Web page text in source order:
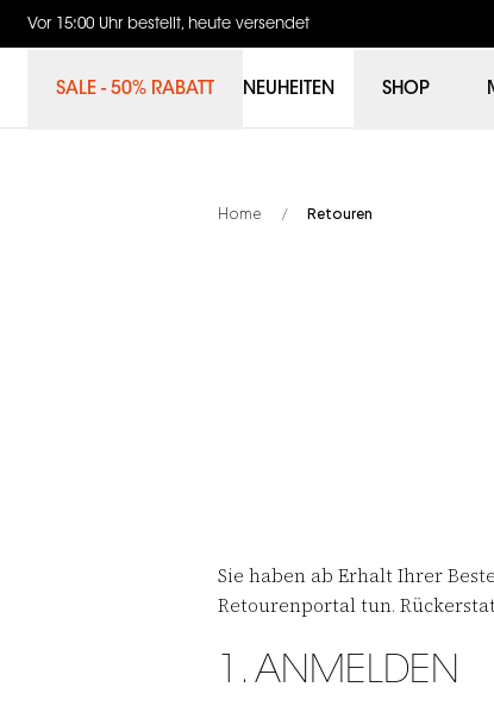
Vor 15:00 Uhr bestellt, heute versendet
SALE - 50% RABATT NEUHEITEN SHOP
Home / Retouren
Sie haben ab Erhalt Ihrer
Retourenportal tun.
1. ANMELDEN